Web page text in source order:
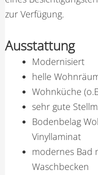
zur Verfügung.
Ausstattung
Modernisiert
helle
Wohnküche
sehr gute
Bodenbelag
Vinyllaminat
modernes Bad
Waschbecken